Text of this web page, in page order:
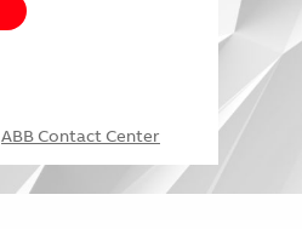
ABB Contact Center